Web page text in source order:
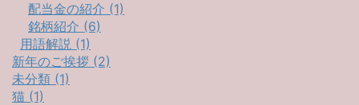
配当金の紹介 (1)
銘柄紹介 (6)
用語解説 (1)
新年のご挨拶 (2)
未分類 (1)
猫 (1)